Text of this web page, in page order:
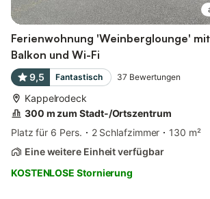
Ferienwohnung 'Weinberglounge'
Balkon und Wi-Fi
9,5 Fantastisch 37 Bewertungen
Kappelrodeck
300 m zum Stadt-/Ortszentrum
Platz für 6 Pers.
2 Schlafzimmer
130 m²
Eine weitere Einheit verfügbar
KOSTENLOSE Stornierung